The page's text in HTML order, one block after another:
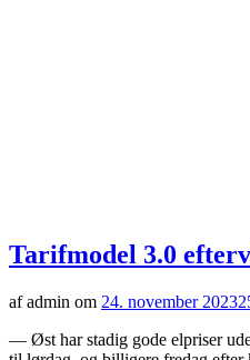
Tarifmodel 3.0
af admin om 24. november 2023
— Øst har stadig gode elpriser